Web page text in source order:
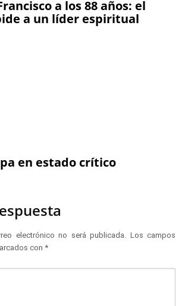
a los 88 años: el
a un líder espiritual
en estado crítico
electrónico no será publicada.
Los campos
con *